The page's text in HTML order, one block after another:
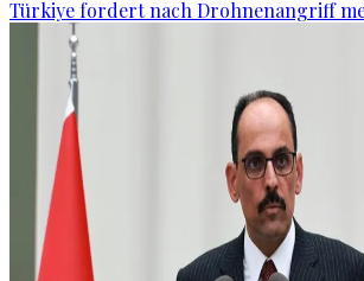
Türkiye fordert nach Drohnenangriff